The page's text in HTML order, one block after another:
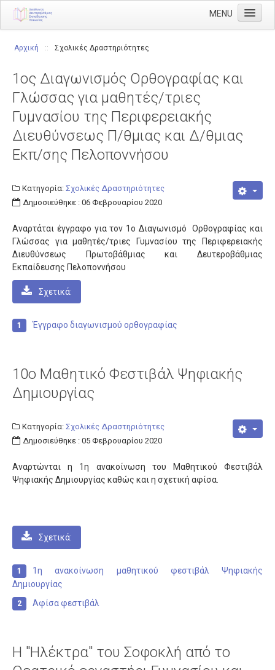
MENU
Διευθυντής
Διάρθρωση
Τμήμα Α' Διοικητικού
Τμήμα Β' Οικονομικού
Τμήμα Δ' Πληροφορικής & Νέων Τεχνολογιών
ΠΥΣΔΕ
ΠΥΣΔΕ Επιλογής
Κατανομή
Γυμνάσια
Εκδρομές
Προκηρύξεις
Μεταθέσεις
Διορισμοί - Προσλήψεις
Συνταξιοδοτήσεις
Οικονομικά
Αρχική :: Σχολικές Δραστηριότητες
1ος Διαγωνισμός Ορθογραφίας και
Γλώσσας για μαθητές/τριες
Γυμνασίου της Περιφερειακής
Διευθύνσεως Π/θμιας και Δ/θμιας
Εκπ/σης Πελοποννήσου
Κατηγορία: Σχολικές Δραστηριότητες
Δημοσιεύθηκε : 06 Φεβρουαρίου 2020
Αναρτάται έγγραφο για τον 1ο Διαγωνισμό Ορθογραφίας και
Γλώσσας για μαθητές/τριες Γυμνασίου της Περιφερειακής
Διευθύνσεως Πρωτοβάθμιας και Δευτεροβάθμιας
Εκπαίδευσης Πελοποννήσου
Σχετικά:
Έγγραφο διαγωνισμού ορθογραφίας
10ο Μαθητικό Φεστιβάλ Ψηφιακής
Δημιουργίας
Κατηγορία: Σχολικές Δραστηριότητες
Δημοσιεύθηκε : 05 Φεβρουαρίου 2020
Αναρτώνται η 1η ανακοίνωση του Μαθητικού Φεστιβάλ
Ψηφιακής Δημιουργίας καθώς και η σχετική αφίσα.
Σχετικά:
1η ανακοίνωση μαθητικού φεστιβάλ Ψηφιακής
Δημιουργίας
Αφίσα φεστιβάλ
Η "Ηλέκτρα" του Σοφοκλή από το